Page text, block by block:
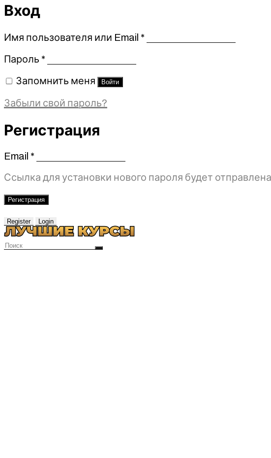
Вход
Имя пользователя или Email *Обязательно
Пароль *Обязательно
Запомнить меня Войти
Забыли свой пароль?
Регистрация
Email *Обязательно
Ссылка для установки нового пароля будет
Регистрация
Register Login